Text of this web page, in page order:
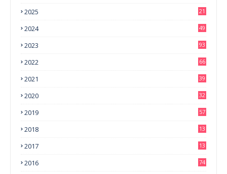
2025 21
2024 49
2023 93
2022 66
2021 39
2020 32
2019 57
2018
13
2017
13
2016 74